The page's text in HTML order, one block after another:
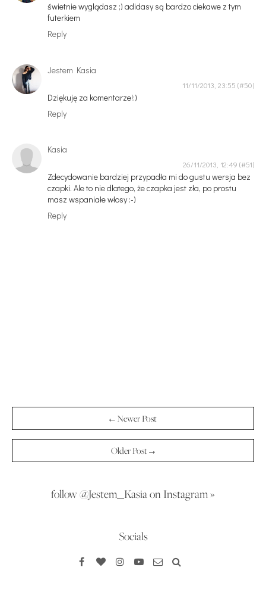
świetnie wyglądasz ;) adidasy są bardzo ciekawe z tym
futerkiem
Reply
Jestem Kasia
11/11/2013, 23:55
Dziękuję za komentarze!:)
Reply
Kasia
26/11/2013, 12:49
Zdecydowanie bardziej przypadła mi do gustu wersja bez
czapki. Ale to nie dlatego, że czapka jest zła, po prostu
masz wspaniałe włosy :-)
Reply
← Newer Post
Older Post →
follow @Jestem_Kasia on Instagram »
Socials